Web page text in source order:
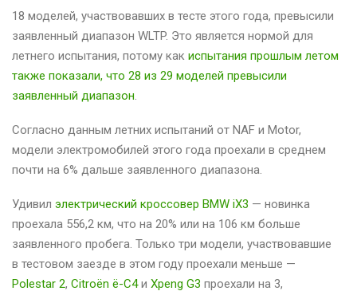
18 моделей, участвовавших в тесте этого года, превысили
заявленный диапазон WLTP. Это является нормой для
летнего испытания, потому как испытания прошлым летом
также показали, что 28 из 29 моделей превысили
заявленный диапазон.
Согласно данным летних испытаний от NAF и Motor,
модели электромобилей этого года проехали в среднем
почти на 6% дальше заявленного диапазона.
Удивил электрический кроссовер BMW iX3 — новинка
проехала 556,2 км, что на 20% или на 106 км больше
заявленного пробега. Только три модели, участвовавшие
в тестовом заезде в этом году проехали меньше —
Polestar 2, Citroën ë-C4и Xpeng G3 проехали на 3,